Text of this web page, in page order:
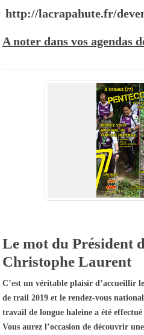
http://lacrapahute.fr/
A noter dans vos agendas
Le mot du Président
Christophe Laurent
C’est un véritable plaisir d’accueillir
de trail 2019 et le rendez-vous
travail de longue haleine a été
Vous aurez l’occasion de découvrir